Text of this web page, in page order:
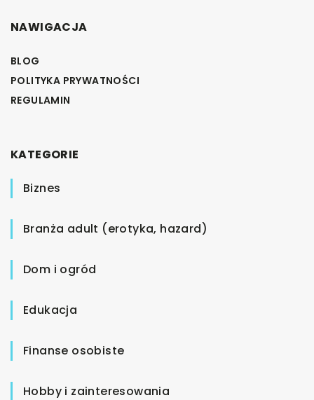
NAWIGACJA
BLOG
POLITYKA PRYWATNOŚCI
REGULAMIN
KATEGORIE
Biznes
Branża adult (erotyka, hazard)
Dom i ogród
Edukacja
Finanse osobiste
Hobby i zainteresowania